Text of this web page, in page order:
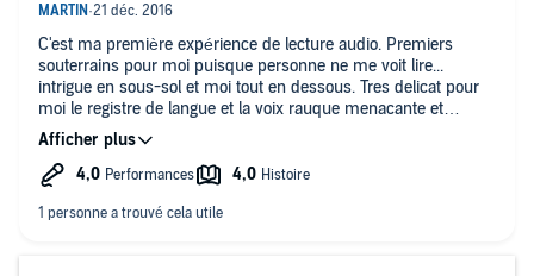
C'est ma première expérience de lecture audio. Premiers
souterrains pour moi puisque personne ne me voit lire...
intrigue en sous-sol et moi tout en dessous. Tres delicat pour
moi le registre de langue et la voix rauque menacante et
flemarde.J'aime bien la fin et Le portrait de Adamsberg. Pour la
voix très émue sur le personnage de Vasco... Moins adaptée
sur les deux flics.Surtout Adamsberg.